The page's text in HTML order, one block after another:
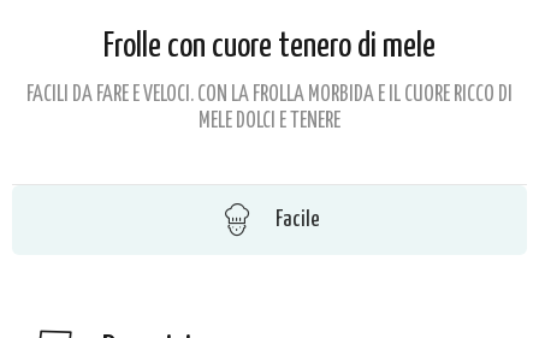
Frolle con cuore tenero di mele
FACILI DA FARE E VELOCI. CON LA FROLLA MORBIDA E IL CUORE RICCO DI
MELE DOLCI E TENERE
Facile